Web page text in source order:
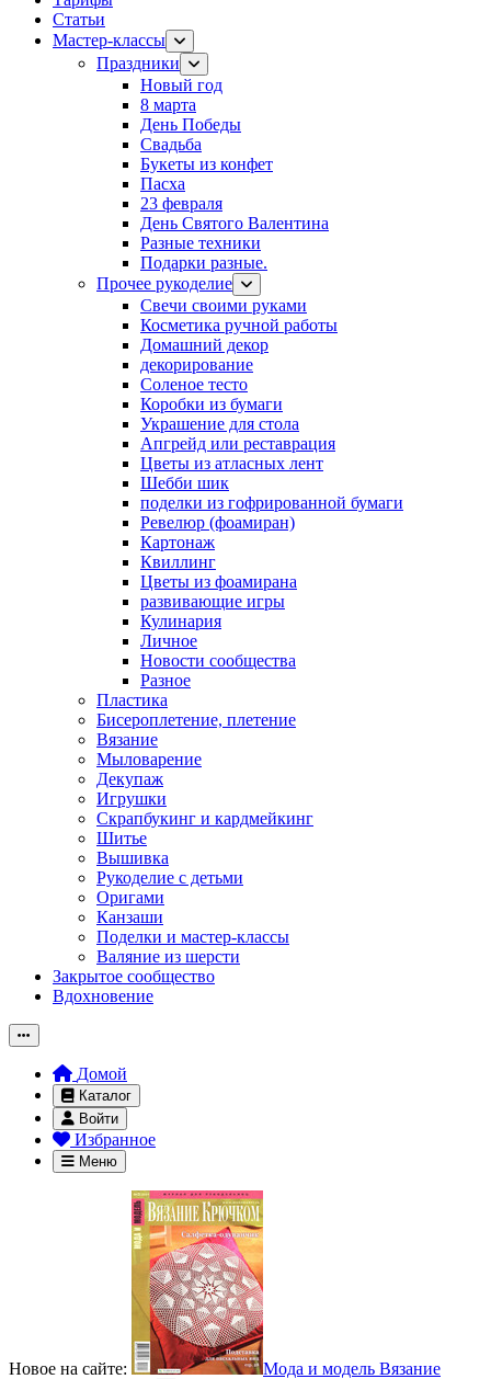
Статьи
Мастер-классы
Праздники
Новый год
8 марта
День Победы
Свадьба
Букеты из конфет
Пасха
23 февраля
День Святого Валентина
Разные техники
Подарки разные.
Прочее рукоделие
Свечи своими руками
Косметика ручной работы
Домашний декор
декорирование
Соленое тесто
Коробки из бумаги
Украшение для стола
Апгрейд или реставрация
Цветы из атласных лент
Шебби шик
поделки из гофрированной бумаги
Ревелюр (фоамиран)
Картонаж
Квиллинг
Цветы из фоамирана
развивающие игры
Кулинария
Личное
Новости сообщества
Разное
Пластика
Бисероплетение, плетение
Вязание
Мыловарение
Декупаж
Игрушки
Скрапбукинг и кардмейкинг
Шитье
Вышивка
Рукоделие с детьми
Оригами
Канзаши
Поделки и мастер-классы
Валяние из шерсти
Закрытое сообщество
Вдохновение
Домой
Каталог
Войти
Избранное
Меню
Новое на сайте: Мода и модель Вязание